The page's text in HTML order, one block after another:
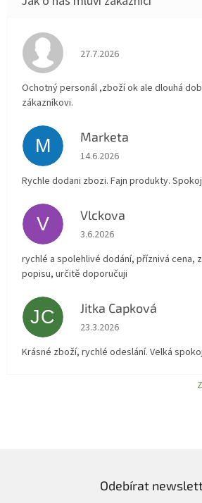
Hodnocení obchodu je 4 z 5
27.7.2026
Ochotný personál ,zboží ok ale dlouhá
zákazníkovi.
M Marketa
Hodnocení obchodu je 5 z 5
14.6.2026
Rychle dodani zbozi. Fajn produkty.
V Vlckova
Hodnocení obchodu je 5 z 5
3.6.2026
rychlé a spolehlivé dodání, příznivá cena,
popisu, určitě doporučuji
JC Jitka Capková
Hodnocení obchodu je 5 z 5
23.3.2026
Krásné zboží, rychlé odeslání. Velká
Odebírat